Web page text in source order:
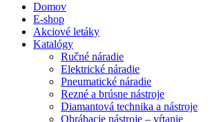
Domov
E-shop
Akciové letáky
Katalógy
Ručné náradie
Elektrické náradie
Pneumatické náradie
Rezné a brúsne nástroje
Diamantová technika a nástroje
Obrábacie nástroje – vŕtanie